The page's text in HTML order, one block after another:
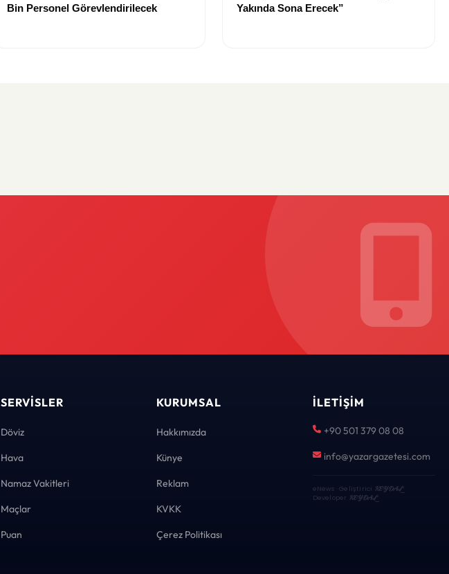
Bin Personel Görevlendirilecek
Yakında Sona Erecek”
SERVISLER
Döviz
Hava
Namaz Vakitleri
Maçlar
Puan
KURUMSAL
Hakkımızda
Künye
Reklam
KVKK
Çerez Politikası
İLETIŞIM
+90 501 379 08 08
info@yazargazetesi.com
eNews · Geliştirici KEYDAL·
Developer KEYDAL